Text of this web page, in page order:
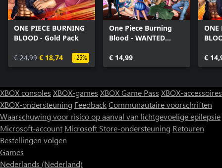
ONE PIECE BURNING
BLOOD - Gold Pack
€ 24,99 € 18,74 -25%
One Piece Burning
Blood - WANTED
€ 14,99
ONE
€
XBOX consoles XBOX-games XBOX Game Pass XBOX-accessoires
XBOX-ondersteuning FeedbackCommunautaire voorschriften
Waarschuwing voor risico op aanval van lichtgevoelige epilepsie
Microsoft-account Microsoft Store-ondersteuning Retouren
Bestellingen volgen
Games
Nederlands (Nederland)